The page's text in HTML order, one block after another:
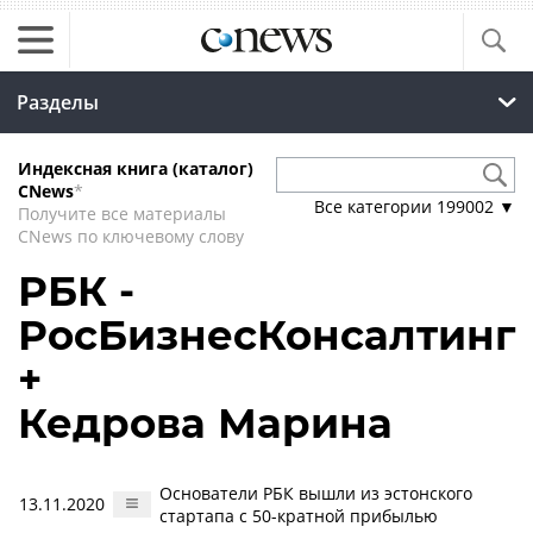
Разделы
Индексная книга (каталог)
CNews*
Получите все материалы
CNews по ключевому слову
Все категории 199002 ▼
РБК -
РосБизнесКонсалтинг
+
Кедрова Марина
13.11.2020
Основатели РБК вышли из эстонского
стартапа с 50-кратной прибылью